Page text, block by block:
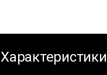
Характеристики